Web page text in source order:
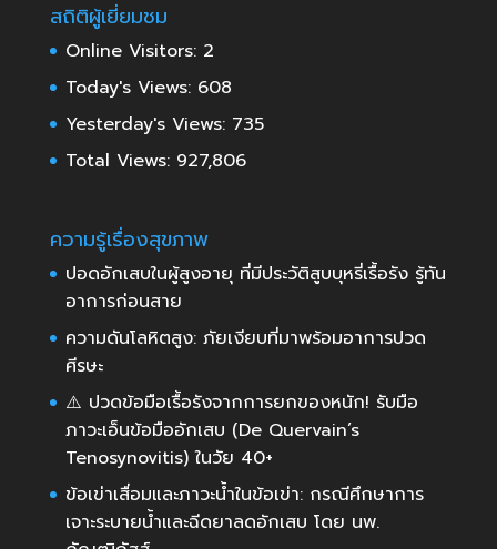
สถิติผู้เยี่ยมชม
Online Visitors: 2
Today's Views: 608
Yesterday's Views: 735
Total Views: 927,806
ความรู้เรื่องสุขภาพ
ปอดอักเสบในผู้สูงอายุ ที่มีประวัติสูบบุหรี่เรื้อรัง รู้ทัน
อาการก่อนสาย
ความดันโลหิตสูง: ภัยเงียบที่มาพร้อมอาการปวด
ศีรษะ
⚠️ ปวดข้อมือเรื้อรังจากการยกของหนัก! รับมือ
ภาวะเอ็นข้อมืออักเสบ (De Quervain’s
Tenosynovitis) ในวัย 40+
ข้อเข่าเสื่อมและภาวะน้ำในข้อเข่า: กรณีศึกษาการ
เจาะระบายน้ำและฉีดยาลดอักเสบ โดย นพ.